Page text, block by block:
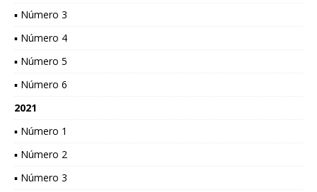
▪ Número 3
▪ Número 4
▪ Número 5
▪ Número 6
2021
▪ Número 1
▪ Número 2
▪ Número 3